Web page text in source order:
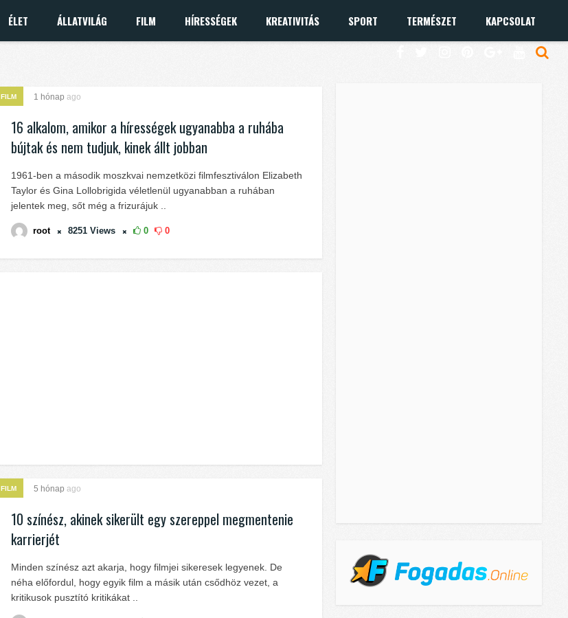
ÉLET ÁLLATVILÁG FILM HÍRESSÉGEK KREATIVITÁS SPORT TERMÉSZET KAPCSOLAT
FILM 1 hónap ago
16 alkalom, amikor a hírességek ugyanabba a ruhába
bújtak és nem tudjuk, kinek állt jobban
1961-ben a második moszkvai nemzetközi filmfesztiválon Elizabeth
Taylor és Gina Lollobrigida véletlenül ugyanabban a ruhában
jelentek meg, sőt még a frizurájuk ..
root 8251 Views 0 0
FILM 5 hónap ago
10 színész, akinek sikerült egy szereppel megmentenie
karrierjét
Minden színész azt akarja, hogy filmjei sikeresek legyenek. De
néha előfordul, hogy egyik film a másik után csődhöz vezet, a
kritikusok pusztító kritikákat ..